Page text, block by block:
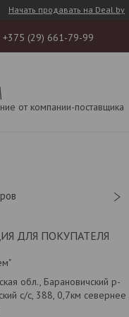
Начать продавать на Deal.by
+375 (29) 661-79-99
от компании-поставщика
ДЛЯ ПОКУПАТЕЛЯ
обл., Барановичский р-
с/с, 388, 0,7км севернее